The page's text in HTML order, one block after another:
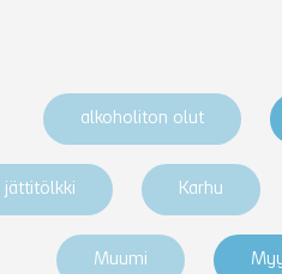
alkoholiton olut
jättitölkki Karhu
Muumi